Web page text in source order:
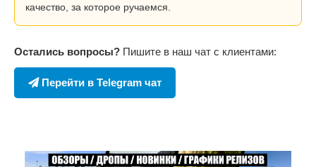
качество, за которое ручаемся.
Остались вопросы? Пишите в наш чат с клиентами:
Перейти в Telegram чат